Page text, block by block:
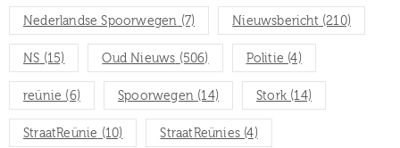
Nederlandse Spoorwegen (7) Nieuwsbericht(210)
NS (15) Oud Nieuws (506) Politie (4)
reünie (6) Spoorwegen (14) Stork (14)
StraatReünie (10) StraatReünies (4)